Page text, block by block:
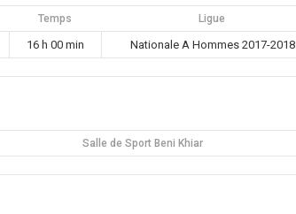
Temps Ligue
16 h 00 min Nationale A Hommes 2017-2018
Salle de Sport Beni Khiar